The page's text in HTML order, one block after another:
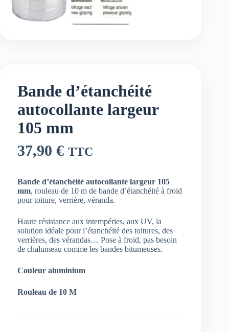
Bande d’étanchéité
autocollante largeur
105 mm
37,90 € TTC
Bande d’étanchéité autocollante largeur 105
mm, rouleau de 10 m de bande d’étanchéité à froid
pour toiture, verrière, véranda.
Haute résistance aux intempéries, aux UV, la
solution idéale pour l’étanchéité des toitures, des
verrières, des vérandas… Pose à froid, pas besoin
de chalumeau comme les bandes bitumeuses.
Couleur aluminium
Rouleau de 10 M